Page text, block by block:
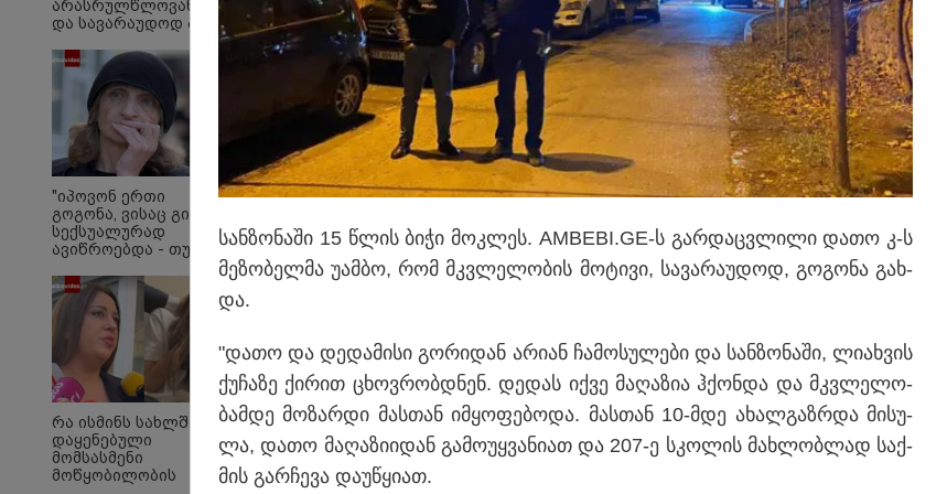
რა ისმის ფარულ ჩანაწერში, სადაც იმნაძე მამას
ესაუბრება?
შორის
რომ ის
არამედ
ფლობდა”
მამას
რატომ
ზამთარში
სასკოლო
არასრულწლოვანების
და სავარაუდოდ არა
არასრულწლოვანების
ჯგუფი" - რა
ინფორმაციას
ავრცელებს
ადვოკატი?
"იპოვონ ერთი
გოგონა, ვისაც გიგა
სექსუალურად
ავიწროებდა - თუ
ლარს
ოფიციალურად,
სახალხოდ გადავცემ"
- ეკა კუპატაძე
განცხადებას
ავრცელებს
რა ისმინს სახლში
დაყენებული
მომსასმენი
მოწყობილობის
სან­ზო­ნა­ში 15 წლის ბიჭი მოკ­ლეს. AMBEBI.GE-ს გარ­დაც­ვლი­ლი დათო კ-ს
მე­ზო­ბელ­მა უამ­ბო, რომ მკვლე­ლო­ბის მო­ტი­ვი, სა­ვა­რა­უ­დოდ, გო­გო­ნა გახ­
და.
"დათო და დე­და­მი­სი გო­რი­დან არი­ან ჩა­მო­სუ­ლე­ბი და სან­ზო­ნა­ში, ლი­ახ­ვის
ქუ­ჩა­ზე ქი­რით ცხოვ­რობ­დნენ. დე­დას იქვე მა­ღა­ზია ჰქონ­და და მკვლე­ლო­
ბამ­დე მო­ზარ­დი მას­თან იმ­ყო­ფე­ბო­და. მას­თან 10-მდე ახალ­გაზ­რდა მი­სუ­
ლა, დათო მა­ღა­ზი­ი­დან გა­მო­უყ­ვა­ნი­ათ და 207-ე სკო­ლის მახ­ლობ­ლად საქ­
მის გარ­ჩე­ვა და­უ­წყი­ათ.